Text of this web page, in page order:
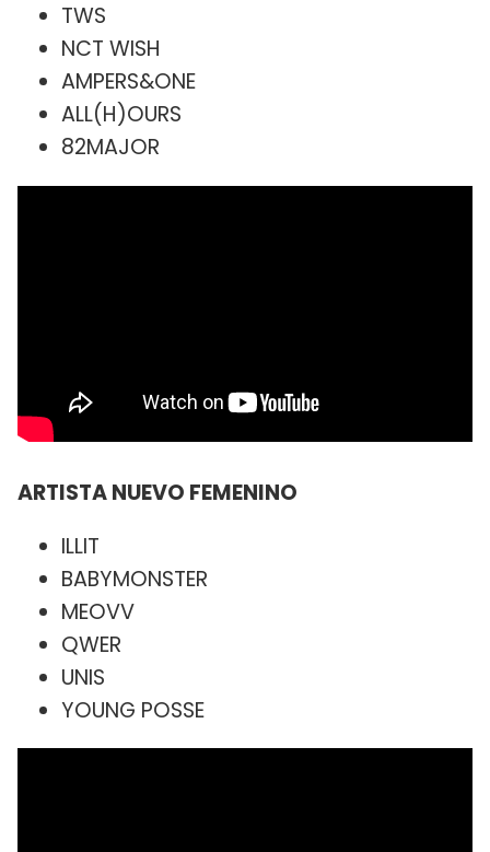
TWS
NCT WISH
AMPERS&ONE
ALL(H)OURS
82MAJOR
ARTISTA NUEVO FEMENINO
ILLIT
BABYMONSTER
MEOVV
QWER
UNIS
YOUNG POSSE